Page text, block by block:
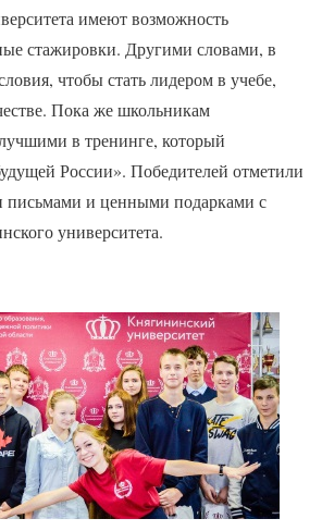
имеют возможность
стажировки. Другими словами, в
чтобы стать лидером в учебе,
Пока же школьникам
лучшими в тренинге, который
России». Победителей отметили
письмами и ценными подарками с
университета.